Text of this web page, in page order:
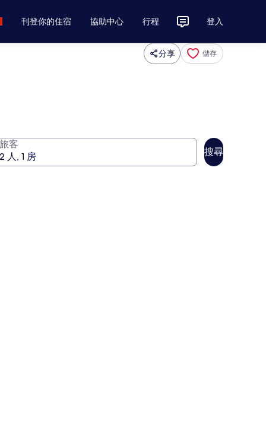
刊登你的住宿 協助中心 行程 登入
分享 儲存
旅客
搜尋